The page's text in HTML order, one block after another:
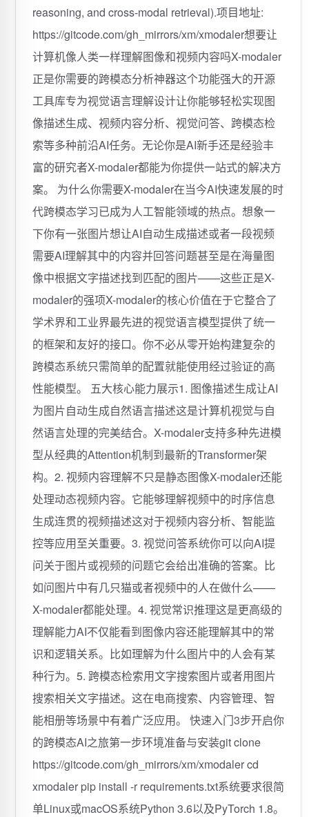
reasoning, and cross-modal retrieval).项目地址:
https://gitcode.com/gh_mirrors/xm/xmodaler想要让
计算机像人类一样理解图像和视频内容吗X-modaler
正是你需要的跨模态分析神器这个功能强大的开源
工具库专为视觉语言理解设计让你能够轻松实现图
像描述生成、视频内容分析、视觉问答、跨模态检
索等多种前沿AI任务。无论你是AI新手还是经验丰
富的研究者X-modaler都能为你提供一站式的解决方
案。 为什么你需要X-modaler在当今AI快速发展的时
代跨模态学习已成为人工智能领域的热点。想象一
下你有一张图片想让AI自动生成描述或者一段视频
需要AI理解其中的内容并回答问题甚至是在海量图
像中根据文字描述找到匹配的图片——这些正是X-
modaler的强项X-modaler的核心价值在于它整合了
学术界和工业界最先进的视觉语言模型提供了统一
的框架和友好的接口。你不必从零开始构建复杂的
跨模态系统只需简单的配置就能使用经过验证的高
性能模型。 五大核心能力展示1. 图像描述生成让AI
为图片自动生成自然语言描述这是计算机视觉与自
然语言处理的完美结合。X-modaler支持多种先进模
型从经典的Attention机制到最新的Transformer架
构。2. 视频内容理解不只是静态图像X-modaler还能
处理动态视频内容。它能够理解视频中的时序信息
生成连贯的视频描述这对于视频内容分析、智能监
控等应用至关重要。3. 视觉问答系统你可以向AI提
问关于图片或视频的问题它会给出准确的答案。比
如问图片中有几只猫或者视频中的人在做什么——
X-modaler都能处理。4. 视觉常识推理这是更高级的
理解能力AI不仅能看到图像内容还能理解其中的常
识和逻辑关系。比如理解为什么图片中的人会有某
种行为。5. 跨模态检索用文字搜索图片或者用图片
搜索相关文字描述。这在电商搜索、内容管理、智
能相册等场景中有着广泛应用。 快速入门3步开启你
的跨模态AI之旅第一步环境准备与安装git clone
https://gitcode.com/gh_mirrors/xm/xmodaler cd
xmodaler pip install -r requirements.txt系统要求很简
单Linux或macOS系统Python 3.6以及PyTorch 1.8。